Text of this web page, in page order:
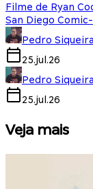
Filme de Ryan
San Diego
Pedro Siqueira
25.jul.26
Pedro Siqueira
25.jul.26
Veja mais